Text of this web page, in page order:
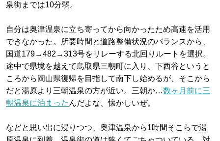
泉街までは10分弱。
自分は奥津温泉に立ち寄ってから向かったため高速を活用
できなかった。所要時間と道路整備状況のバランスから、
国道179→482→313号をリレーする北回りルートを選択。
途中で県境を越えて鳥取県三朝町に入り、下西谷というと
ころから岡山県復帰を目指して南下し始めるが、そこから
だと湯原より三朝温泉の方が近い。三朝か…数ヶ月前に三
朝温泉に泊まった んだよな、懐かしいぜ。
などと思い出に浸りつつ、奥津温泉から1時間そこらで湯